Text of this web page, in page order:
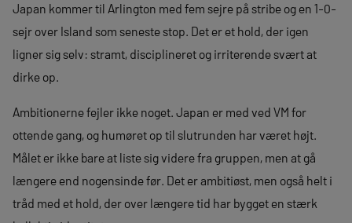
Japan kommer til Arlington med fem sejre på stribe og en 1-0-
sejr over Island som seneste stop. Det er et hold, der igen
ligner sig selv: stramt, disciplineret og irriterende svært at
dirke op.
Ambitionerne fejler ikke noget. Japan er med ved VM for
ottende gang, og humøret op til slutrunden har været højt.
Målet er ikke bare at liste sig videre fra gruppen, men at gå
længere end nogensinde før. Det er ambitiøst, men også helt i
tråd med et hold, der over længere tid har bygget en stærk